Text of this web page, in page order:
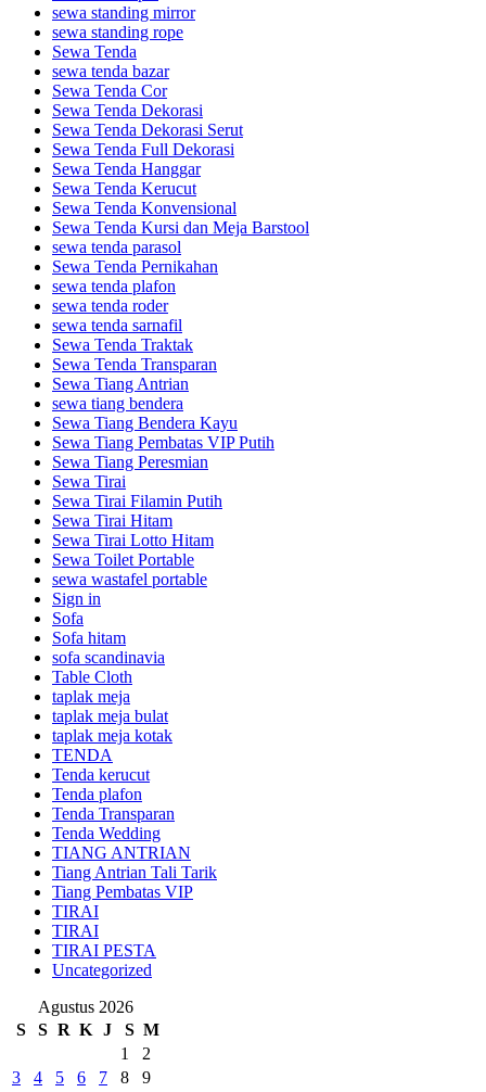
sewa standing mirror
sewa standing rope
Sewa Tenda
sewa tenda bazar
Sewa Tenda Cor
Sewa Tenda Dekorasi
Sewa Tenda Dekorasi Serut
Sewa Tenda Full Dekorasi
Sewa Tenda Hanggar
Sewa Tenda Kerucut
Sewa Tenda Konvensional
Sewa Tenda Kursi dan Meja Barstool
sewa tenda parasol
Sewa Tenda Pernikahan
sewa tenda plafon
sewa tenda roder
sewa tenda sarnafil
Sewa Tenda Traktak
Sewa Tenda Transparan
Sewa Tiang Antrian
sewa tiang bendera
Sewa Tiang Bendera Kayu
Sewa Tiang Pembatas VIP Putih
Sewa Tiang Peresmian
Sewa Tirai
Sewa Tirai Filamin Putih
Sewa Tirai Hitam
Sewa Tirai Lotto Hitam
Sewa Toilet Portable
sewa wastafel portable
Sign in
Sofa
Sofa hitam
sofa scandinavia
Table Cloth
taplak meja
taplak meja bulat
taplak meja kotak
TENDA
Tenda kerucut
Tenda plafon
Tenda Transparan
Tenda Wedding
TIANG ANTRIAN
Tiang Antrian Tali Tarik
Tiang Pembatas VIP
TIRAI
TIRAI
TIRAI PESTA
Uncategorized
Agustus 2026
S
S R K J S M
1
2
3
4 5 6 7 8
9